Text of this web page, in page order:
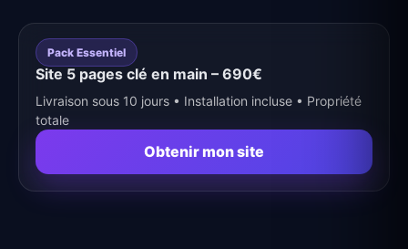
Pack Essentiel
Site 5 pages clé en main – 690€
Livraison sous 10 jours • Installation incluse • Propriété
totale
Obtenir mon site